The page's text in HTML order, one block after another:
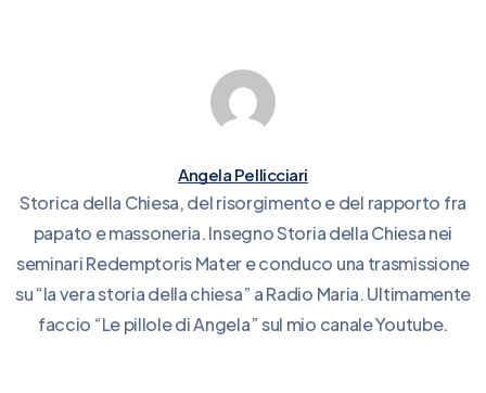
Angela Pellicciari
Storica della Chiesa, del risorgimento e del rapporto fra
papato e massoneria. Insegno Storia della Chiesa nei
seminari Redemptoris Mater e conduco una trasmissione
su “la vera storia della chiesa” a Radio Maria. Ultimamente
faccio “Le pillole di Angela” sul mio canale Youtube.